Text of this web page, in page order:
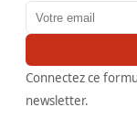
Adresse email
Connectez ce
newsletter.